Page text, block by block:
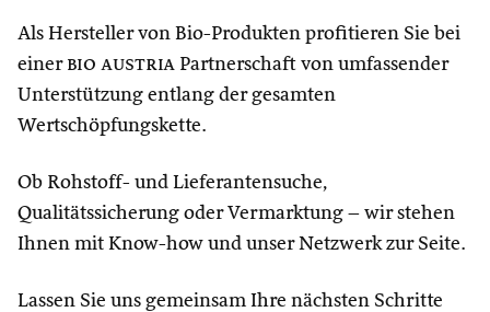
Als Hersteller von Bio-Produkten profitieren Sie bei
einer bio austria Partnerschaft von umfassender
Unterstützung entlang der gesamten
Wertschöpfungskette.
Ob Rohstoff- und Lieferantensuche,
Qualitätssicherung oder Vermarktung – wir stehen
Ihnen mit Know-how und unser Netzwerk zur Seite.
Lassen Sie uns gemeinsam Ihre nächsten Schritte